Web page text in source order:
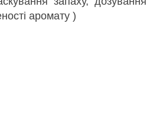
аромату )